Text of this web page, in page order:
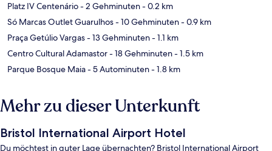
Platz IV Centenário- 2 Gehminuten- 0.2 km
Só Marcas Outlet Guarulhos- 10 Gehminuten- 0.9 km
Praça Getúlio Vargas- 13 Gehminuten- 1.1 km
Centro Cultural Adamastor- 18 Gehminuten- 1.5 km
Parque Bosque Maia- 5 Autominuten- 1.8 km
Mehr zu dieser Unterkunft
Bristol International Airport Hotel
Du möchtest in guter Lage übernachten? Bristol International Airport